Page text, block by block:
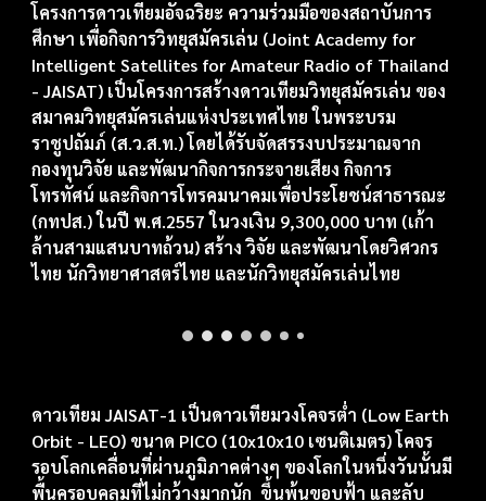
โครงการดาวเทียมอัจฉริยะ ความร่วมมือของสถาบันการ
ศึกษา เพื่อกิจการวิทยุสมัครเล่น (Joint Academy for
Intelligent Satellites for Amateur Radio of Thailand
- JAISAT) เป็นโครงการสร้างดาวเทียมวิทยุสมัครเล่น ของ
สมาคมวิทยุสมัครเล่นแห่งประเทศไทย ในพระบรม
ราชูปถัมภ์ (ส.ว.ส.ท.) โดยได้รับจัดสรรงบประมาณจาก
กองทุนวิจัย และพัฒนากิจการกระจายเสียง กิจการ
โทรทัศน์ และกิจการโทรคมนาคมเพื่อประโยชน์สาธารณะ
(กทปส.) ในปี พ.ศ.2557 ในวงเงิน 9,300,000 บาท (เก้า
ล้านสามแสนบาทถ้วน) สร้าง วิจัย และพัฒนาโดยวิศวกร
ไทย นักวิทยาศาสตร์ไทย และนักวิทยุสมัครเล่นไทย
ดาวเทียม JAISAT-1 เป็นดาวเทียมวงโคจรต่ำ (Low Earth
Orbit - LEO) ขนาด PICO (10x10x10 เซนติเมตร) โคจร
รอบโลกเคลื่อนที่ผ่านภูมิภาคต่างๆ ของโลกในหนึ่งวันนั้นมี
พื้นครอบคลุมที่ไม่กว้างมากนัก ขึ้นพ้นขอบฟ้า และลับ